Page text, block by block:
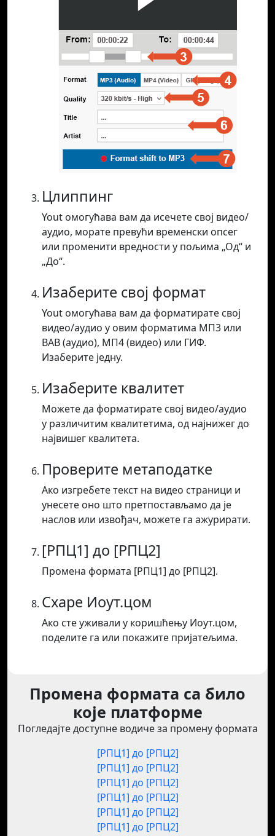
Цлиппинг
Yout омогућава вам да исечете свој видео/
аудио, морате превући временски опсег
или променити вредности у пољима „Од“ и
„До“.
Изаберите свој формат
Yout омогућава вам да форматирате свој
видео/аудио у овим форматима МП3 или
ВАВ (аудио), МП4 (видео) или ГИФ.
Изаберите једну.
Изаберите квалитет
Можете да форматирате свој видео/аудио
у различитим квалитетима, од најнижег до
највишег квалитета.
Проверите метаподатке
Ако изгребете текст на видео страници и
унесете оно што претпостављамо да је
наслов или извођач, можете га ажурирати.
[РПЦ1] до [РПЦ2]
Промена формата [РПЦ1] до [РПЦ2].
Схаре Иоут.цом
Ако сте уживали у коришћењу Иоут.цом,
поделите га или покажите пријатељима.
Промена формата са било
које платформе
Погледајте доступне водиче за промену формата
[РПЦ1] до [РПЦ2]
[РПЦ1] до [РПЦ2]
[РПЦ1] до [РПЦ2]
[РПЦ1] до [РПЦ2]
[РПЦ1] до [РПЦ2]
[РПЦ1] до [РПЦ2]